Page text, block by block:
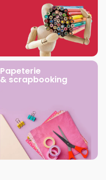
Papeterie
& scrapbooking